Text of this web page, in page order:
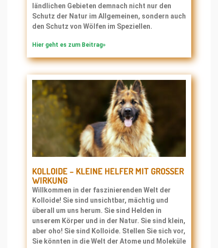
ländlichen Gebieten demnach nicht nur den
Schutz der Natur im Allgemeinen, sondern auch
den Schutz von Wölfen im Speziellen.
Hier geht es zum Beitrag»
KOLLOIDE – KLEINE HELFER MIT GROSSER W
IRKUNG
Willkommen in der faszinierenden Welt der
Kolloide! Sie sind unsichtbar, mächtig und
überall um uns herum. Sie sind Helden in
unserem Körper und in der Natur. Sie sind klein,
aber oho! Sie sind Kolloide. Stellen Sie sich vor,
Sie könnten in die Welt der Atome und Moleküle